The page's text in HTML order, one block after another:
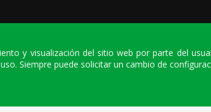
y visualización del sitio web por parte del
Siempre puede solicitar un cambio de